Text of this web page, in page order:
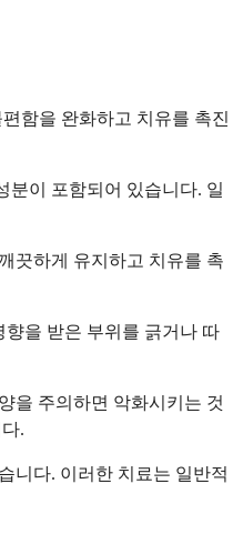
함을 완화하고 치유를 촉진
분이 포함되어 있습니다. 일
끗하게 유지하고 치유를 촉
을 받은 부위를 긁거나 따
을 주의하면 악화시키는 것
.
니다. 이러한 치료는 일반적